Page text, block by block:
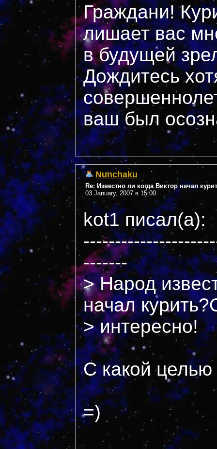
Граждани!
лишает вас
в будущей
Дождитесь
ваш был
Nunchaku
Re: Известно ли когда Виктор начал
03 January, 2007 в 15:00
kot1 писал(а):
-------
> Народ
начал
> интересно!
С какой
=)